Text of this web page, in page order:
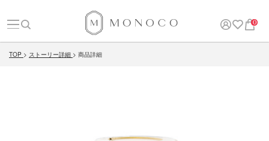
0
TOP ストーリー詳細 商品詳細